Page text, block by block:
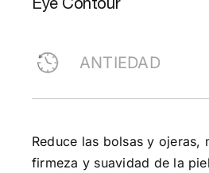
ANTIEDAD
Reduce las bolsas y ojeras,
firmeza y suavidad de la